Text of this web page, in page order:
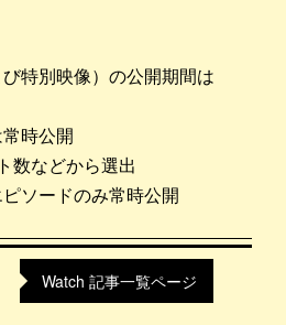
特別映像）の公開期間は
時公開
数などから選出
ソードのみ常時公開
Watch 記事一覧ページ